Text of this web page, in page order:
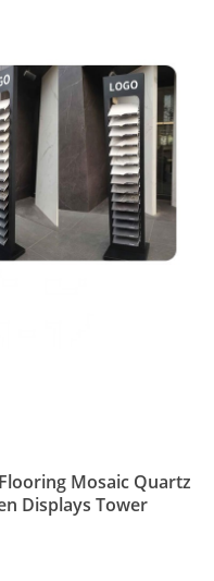
Mosaic Quartz
Displays Tower